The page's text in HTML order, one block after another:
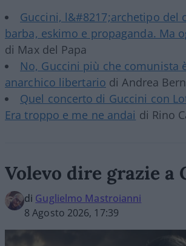
Guccini, l&#8217;archetipo del
barba, eskimo e propaganda. Ma
di Max del Papa
No, Guccini più che comunista
anarchico libertario di Andrea
Quel concerto di Guccini con
Era troppo e me ne andai di Rino
Volevo dire grazie a
di Guglielmo Mastroianni
8 Agosto 2026, 17:39